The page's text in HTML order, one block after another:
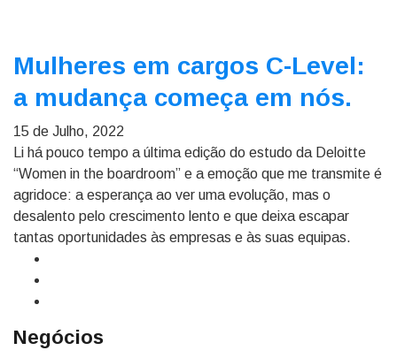
Mulheres em cargos C-Level:
a mudança começa em nós.
15 de Julho, 2022
Li há pouco tempo a última edição do estudo da Deloitte
“Women in the boardroom” e a emoção que me transmite é
agridoce: a esperança ao ver uma evolução, mas o
desalento pelo crescimento lento e que deixa escapar
tantas oportunidades às empresas e às suas equipas.
Negócios